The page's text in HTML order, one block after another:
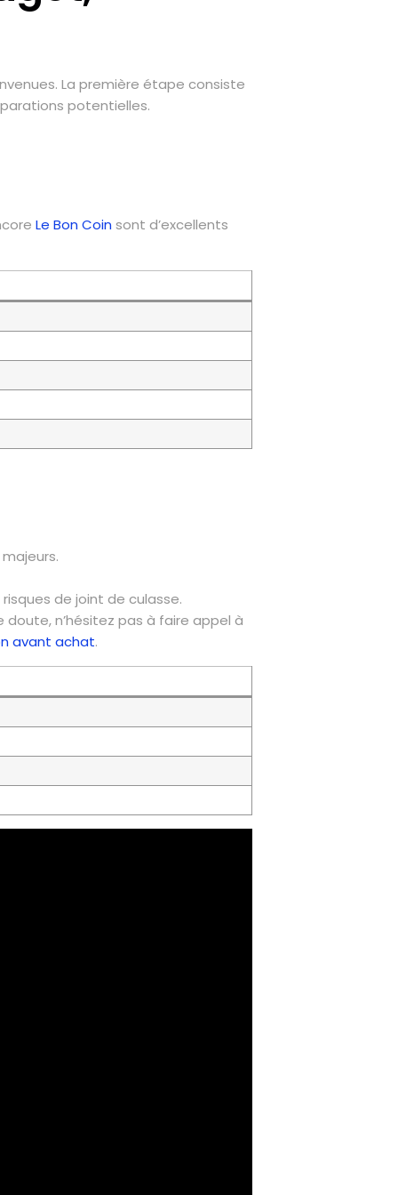
La première étape consiste
potentielles.
Le Bon Coin sont d’excellents
de joint de culasse.
n’hésitez pas à faire appel à
avant achat.